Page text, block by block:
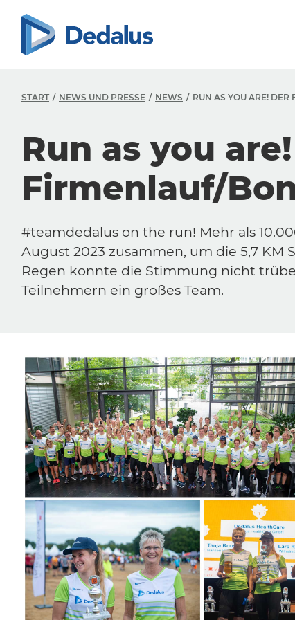
START NEWS UND PRESSE NEWS RUN AS YOU ARE!
Run as you are!
Firmenlauf/
#teamdedalus on the run! Mehr als
August 2023 zusammen, um die 5,7
Regen konnte die Stimmung nicht
Teilnehmern ein großes Team.